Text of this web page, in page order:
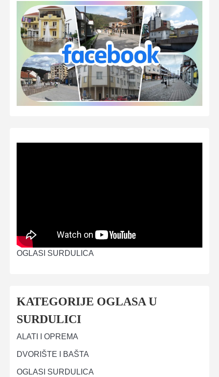
OGLASI SURDULICA
KATEGORIJE OGLASA U
SURDULICI
ALATI I OPREMA
DVORIŠTE I BAŠTA
OGLASI SURDULICA